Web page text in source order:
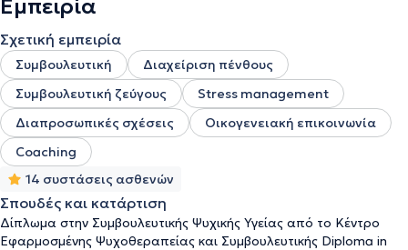
Εμπειρία
Σχετική εμπειρία
Συμβουλευτική
Διαχείριση πένθους
Συμβουλευτική ζεύγους
Stress management
Διαπροσωπικές σχέσεις
Οικογενειακή επικοινωνία
Coaching
14 συστάσεις ασθενών
Σπουδές και κατάρτιση
Δίπλωμα στην Συμβουλευτικής Ψυχικής Υγείας από το Κέντρο
Εφαρμοσμένης Ψυχοθεραπείας και Συμβουλευτικής Diploma in